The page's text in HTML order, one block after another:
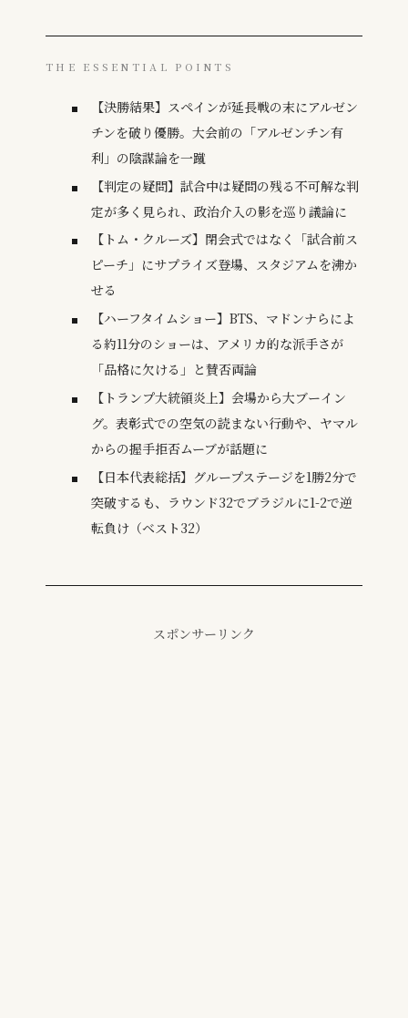
THE ESSENTIAL POINTS
【決勝結果】スペインが延長戦の末にアルゼン
チンを破り優勝。大会前の「アルゼンチン有
利」の陰謀論を一蹴
【判定の疑問】試合中は疑問の残る不可解な判
定が多く見られ、政治介入の影を巡り議論に
【トム・クルーズ】閉会式ではなく「試合前ス
ピーチ」にサプライズ登場、スタジアムを沸か
せる
【ハーフタイムショー】BTS、マドンナらによ
る約11分のショーは、アメリカ的な派手さが
「品格に欠ける」と賛否両論
【トランプ大統領炎上】会場から大ブーイン
グ。表彰式での空気の読まない行動や、ヤマル
からの握手拒否ムーブが話題に
【日本代表総括】グループステージを1勝2分で
突破するも、ラウンド32でブラジルに1-2で逆
転負け（ベスト32）
スポンサーリンク